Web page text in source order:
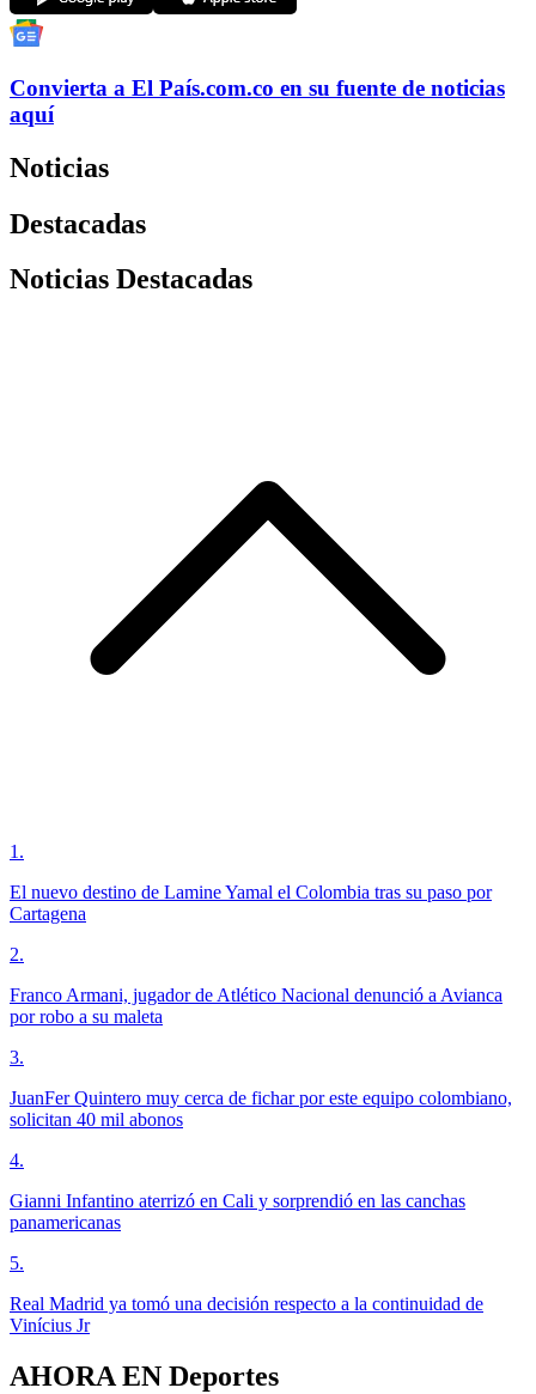
Convierta a El País.com.co en su fuente de noticias
aquí
Noticias
Destacadas
Noticias Destacadas
1 .
El nuevo destino de Lamine Yamal el Colombia tras su paso por
Cartagena
2.
Franco Armani, jugador de Atlético Nacional denunció a Avianca
por robo a su maleta
3.
JuanFer Quintero muy cerca de fichar por este equipo colombiano,
solicitan 40 mil abonos
4.
Gianni Infantino aterrizó en Cali y sorprendió en las canchas
panamericanas
5.
Real Madrid ya tomó una decisión respecto a la continuidad de
Vinícius Jr
AHORA EN Deportes